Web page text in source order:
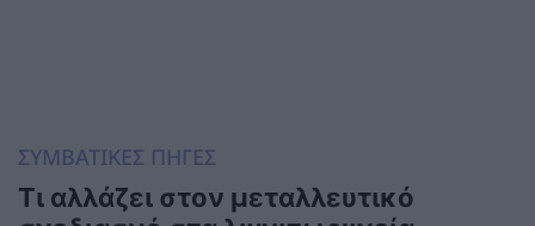
ΣΥΜΒΑΤΙΚΕΣ ΠΗΓΕΣ
Τι αλλάζει στον μεταλλευτικό